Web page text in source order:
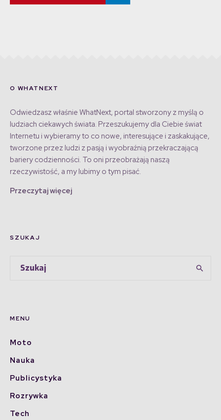
O WHATNEXT
Odwiedzasz właśnie WhatNext, portal stworzony z myślą o
ludziach ciekawych świata. Przeszukujemy dla Ciebie świat
Internetu i wybieramy to co nowe, interesujące i zaskakujące,
tworzone przez ludzi z pasją i wyobraźnią przekraczającą
bariery codzienności. To oni przeobrażają naszą
rzeczywistość, a my lubimy o tym pisać.
Przeczytaj więcej
SZUKAJ
MENU
Moto
Nauka
Publicystyka
Rozrywka
Tech